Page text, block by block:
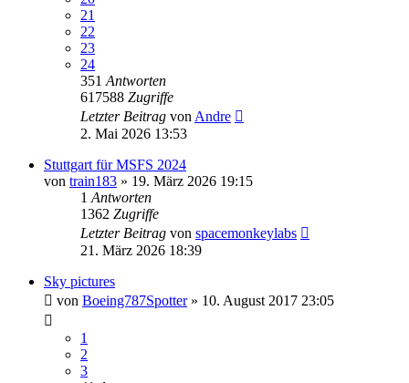
21
22
23
24
351 Antworten
617588 Zugriffe
Letzter Beitrag von Andre
2. Mai 2026 13:53
Stuttgart für MSFS 2024
von train183 » 19. März 2026 19:15
1 Antworten
1362 Zugriffe
Letzter Beitrag von spacemonkeylabs
21. März 2026 18:39
Sky pictures
von Boeing787Spotter» 10. August 2017 23:05
1
2
3